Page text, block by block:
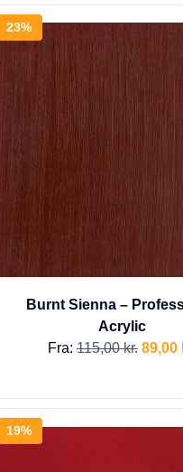
23%
Burnt Sienna –
Acrylic
Fra:115,00kr. 89,00
19%